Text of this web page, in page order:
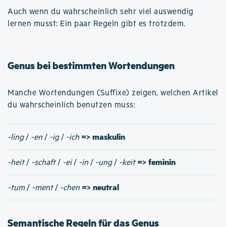
Auch wenn du wahrscheinlich sehr viel auswendig
lernen musst: Ein paar Regeln gibt es trotzdem.
Genus bei bestimmten Wortendungen
Manche Wortendungen (Suffixe) zeigen, welchen Artikel
du wahrscheinlich benutzen muss:
-ling/ -en / -ig/ -ich => maskulin
-heit/ -schaft/ -ei/ -in / -ung/ -keit => feminin
-tum/ -ment/ -chen => neutral
Semantische Regeln für das Genus